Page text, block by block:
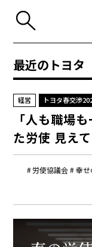
最近のトヨタ
労使協議会 幸せ
経営 トヨタ春交渉
「人も職場
た労使 見え